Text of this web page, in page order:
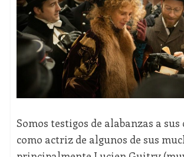
Somos testigos de alabanzas a
como actriz de algunos de sus